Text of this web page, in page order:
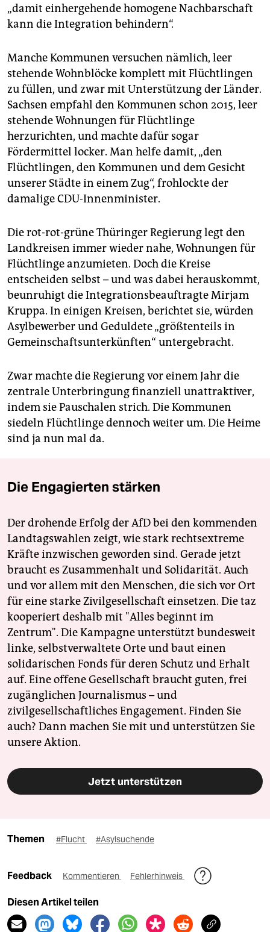
„damit einhergehende homogene Nachbarschaft
kann die Integration behindern“.
Manche Kommunen versuchen nämlich, leer
stehende Wohnblöcke komplett mit Flüchtlingen
zu füllen, und zwar mit Unterstützung der Länder.
Sachsen empfahl den Kommunen schon 2015, leer
stehende Wohnungen für Flüchtlinge
herzurichten, und machte dafür sogar
Fördermittel locker. Man helfe damit, „den
Flüchtlingen, den Kommunen und dem Gesicht
unserer Städte in einem Zug“, frohlockte der
damalige CDU-Innenminister.
Die rot-rot-grüne Thüringer Regierung legt den
Land­kreisen immer wieder nahe, Woh­nungen für
Flüchtlinge anzumieten. Doch die Kreise
entscheiden selbst – und was dabei herauskommt,
beunruhigt die Integrationsbeauftragte Mirjam
Kruppa. In einigen Kreisen, berichtet sie, würden
Asyl­bewerber und Geduldete „größtenteils in
Gemein­schafts­unterkünften“ untergebracht.
Zwar machte die Regierung vor einem Jahr die
zentrale Unterbringung finanziell unattrak­tiver,
indem sie Pauschalen strich. Die Kommunen
siedeln Flüchtlinge dennoch weiter um. Die Heime
sind ja nun mal da.
Die Engagierten stärken
Der drohende Erfolg der AfD bei den kommenden
Landtagswahlen zeigt, wie stark rechtsextreme
Kräfte inzwischen geworden sind. Gerade jetzt
braucht es Zusammenhalt und Solidarität. Auch
und vor allem mit den Menschen, die sich vor Ort
für eine starke Zivilgesellschaft einsetzen. Die taz
kooperiert deshalb mit "Alles beginnt im
Zentrum". Die Kampagne unterstützt bundesweit
linke, selbstverwaltete Orte und baut einen
solidarischen Fonds für deren Schutz und Erhalt
auf. Eine offene Gesellschaft braucht guten, frei
zugänglichen Journalismus – und
zivilgesellschaftliches Engagement. Finden Sie
auch? Dann machen Sie mit und unterstützen Sie
unsere Aktion.
Jetzt unterstützen
Themen #Flucht #Asylsuchende
Feedback Kommentieren Fehlerhinweis
Diesen Artikel teilen